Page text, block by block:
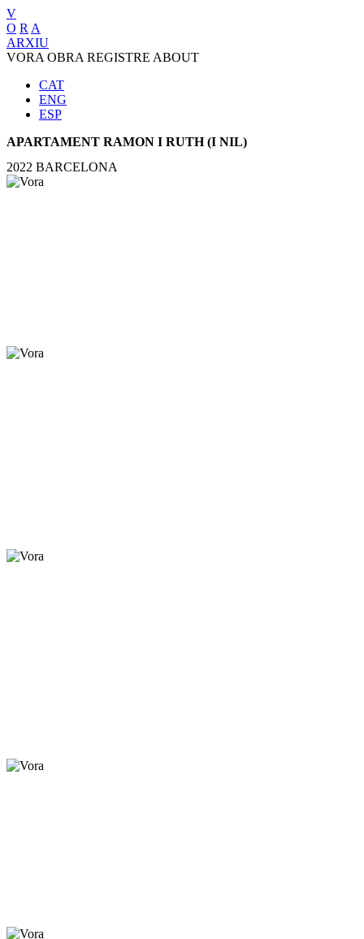
V
O R A
ARXIU
VORA OBRA REGISTRE ABOUT
CAT
ENG
ESP
APARTAMENT RAMON I RUTH (I NIL)
2022 BARCELONA